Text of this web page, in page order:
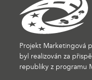
Projekt Marketingová
byl realizován za
republiky z programu